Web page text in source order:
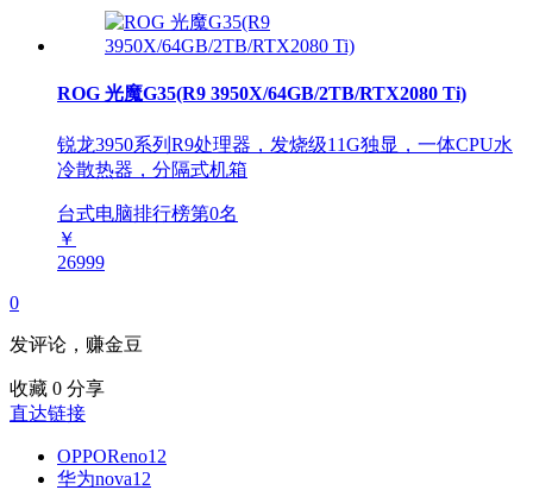
ROG 光魔G35(R9 3950X/64GB/2TB/RTX2080 Ti)
锐龙3950系列R9处理器，发烧级11G独显，一体CPU水
冷散热器，分隔式机箱
台式电脑排行榜第0名
￥
26999
0
发评论，赚金豆
收藏 0 分享
直达链接
OPPOReno12
华为nova12